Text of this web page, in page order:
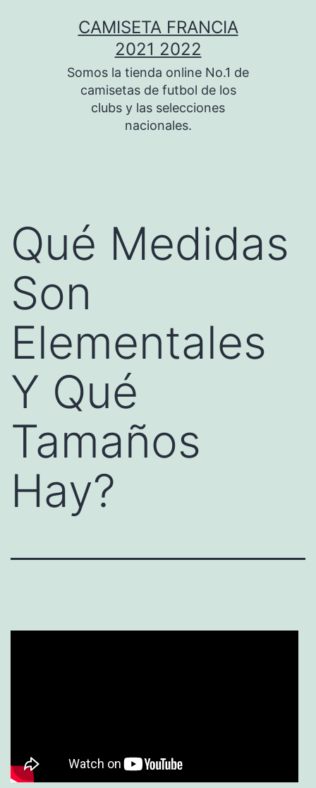
CAMISETA FRANCIA
2021 2022
Somos la tienda online No.1 de
camisetas de futbol de los
clubs y las selecciones
nacionales.
Qué Medidas
Son
Elementales
Y Qué
Tamaños
Hay?